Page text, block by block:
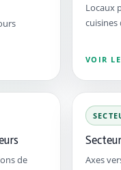
Locaux
cuisines
VOIR
de
Axes